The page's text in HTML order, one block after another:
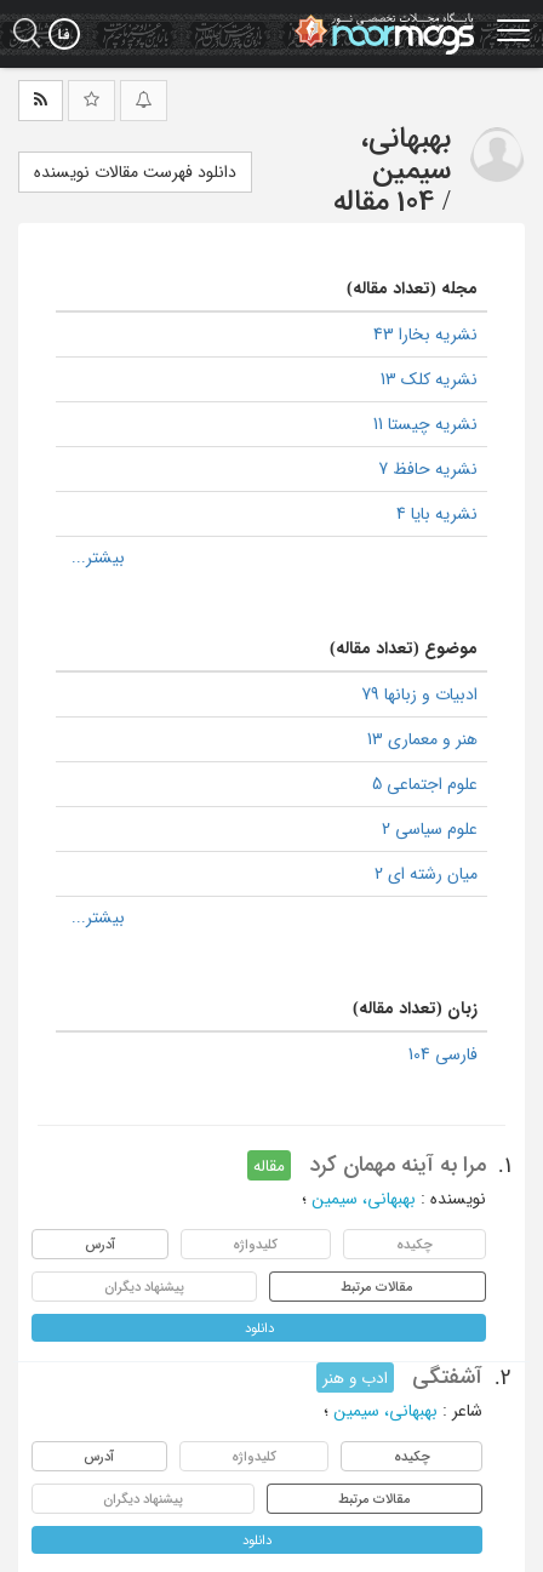
Skip
to
main
بهبهانی،
سیمین
/ 104 مقاله
دانلود فهرست مقالات نویسنده
مجله (تعداد مقاله)
نشریه بخارا 43
نشریه کلک 13
نشریه چیستا 11
نشریه حافظ 7
نشریه بایا 4
موضوع (تعداد مقاله)
ادبیات و زبانها 79
هنر و معماری 13
علوم اجتماعی 5
علوم سیاسی 2
میان رشته ای 2
زبان (تعداد مقاله)
فارسی 104
1. مرا به آینه مهمان کرد
مقاله
نویسنده : بهبهانی، سیمین ؛
چکیده کلیدواژه آدرس
مقالات مرتبط پیشنهاد دیگران
دانلود
2. آشفتگی
ادب و هنر
شاعر : بهبهانی، سیمین ؛
چکیده کلیدواژه آدرس
مقالات مرتبط پیشنهاد دیگران
دانلود